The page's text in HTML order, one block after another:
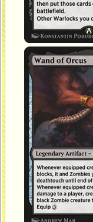
Baguette d'Orcus